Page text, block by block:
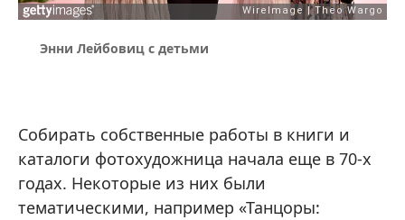
Энни Лейбовиц с детьми
Собирать собственные работы в книги и
каталоги фотохудожница начала еще в 70-х
годах. Некоторые из них были
тематическими, например «Танцоры: